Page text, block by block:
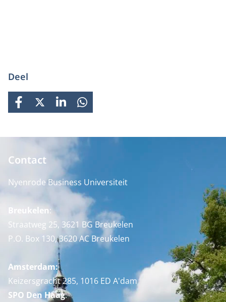
Deel
FACEBOOK
X LINKEDINWHATSAPP
Contact
Nyenrode Business Universiteit
Breukelen:
Straatweg 25, 3621 BG Breukelen
P.O. Box 130, 3620 AC Breukelen
Amsterdam:
Keizersgracht 285, 1016 ED A'dam
SPO Den Haag: